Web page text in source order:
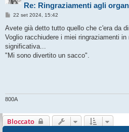
Re: Ringraziamenti agli
M
s
a
g
g
i
22 set 2024, 15:42
Avete già detto tutto quello che c'era da
Voglio racchiudere i miei ringraziamenti
significativa...
"Mi sono divertito un sacco".
800A
Bloccato